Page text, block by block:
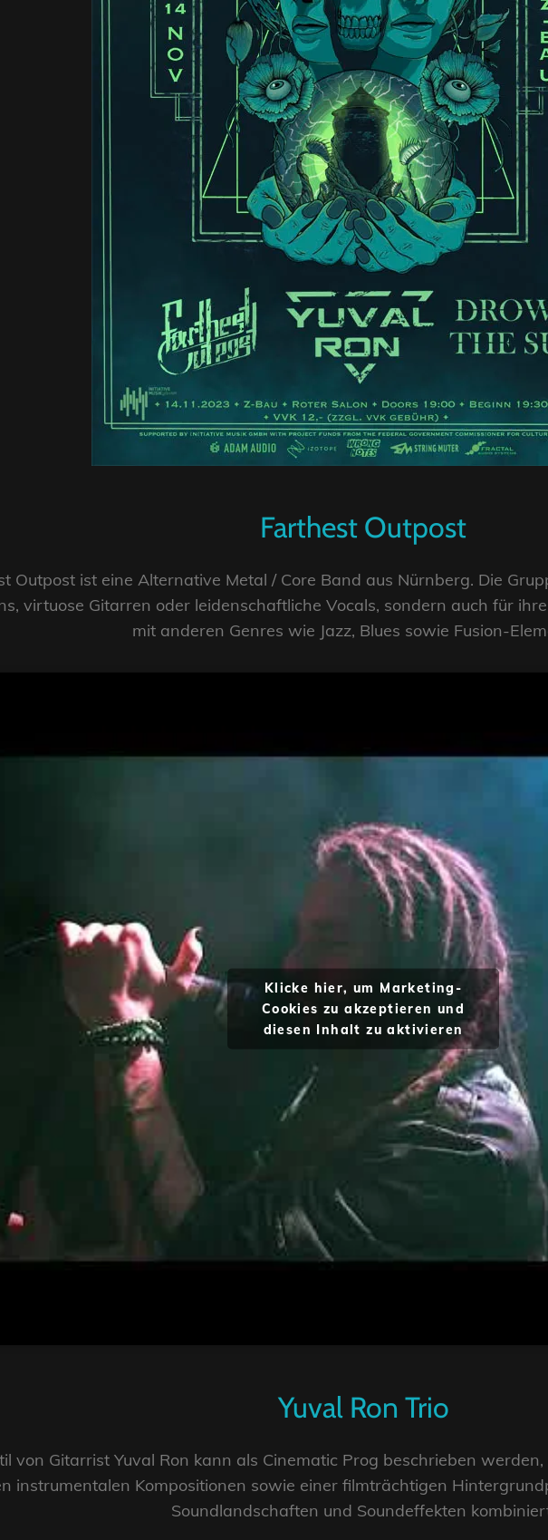
Farthest Outpost
Outpost ist eine Alternative Metal / Core Band aus Nürnberg. Die
virtuose Gitarren oder leidenschaftliche Vocals, sondern auch für
mit anderen Genres wie Jazz, Blues sowie Fusion-
Klicke hier, um Marketing-
Cookies zu akzeptieren und
diesen Inhalt zu aktivieren
Yuval Ron Trio
von Gitarrist Yuval Ron kann als Cinematic Prog beschrieben
instrumentalen Kompositionen sowie einer filmträchtigen
Soundlandschaften und Soundeffekten